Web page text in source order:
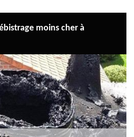
moins cher à